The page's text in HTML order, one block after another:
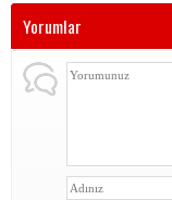
Yorumlar